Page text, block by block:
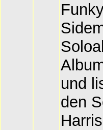
und
den